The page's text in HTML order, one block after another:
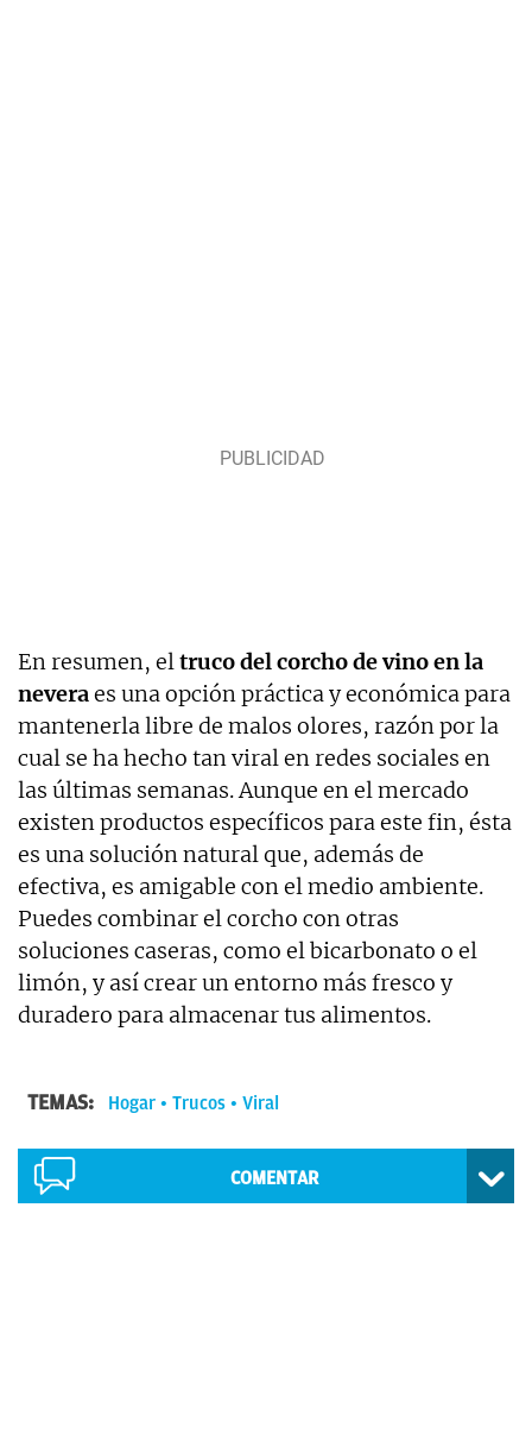
En resumen, eltruco del corcho de vino en la
neveraes una opción práctica y económica para
mantenerla libre de malos olores, razón por la
cual se ha hecho tan viral en redes sociales en
las últimas semanas. Aunque en el mercado
existen productos específicos para este fin, ésta
es una solución natural que, además de
efectiva, es amigable con el medio ambiente.
Puedes combinar el corcho con otras
soluciones caseras, como el bicarbonato o el
limón, y así crear un entorno más fresco y
duradero para almacenar tus alimentos.
TEMAS: Hogar Trucos Viral
COMENTAR